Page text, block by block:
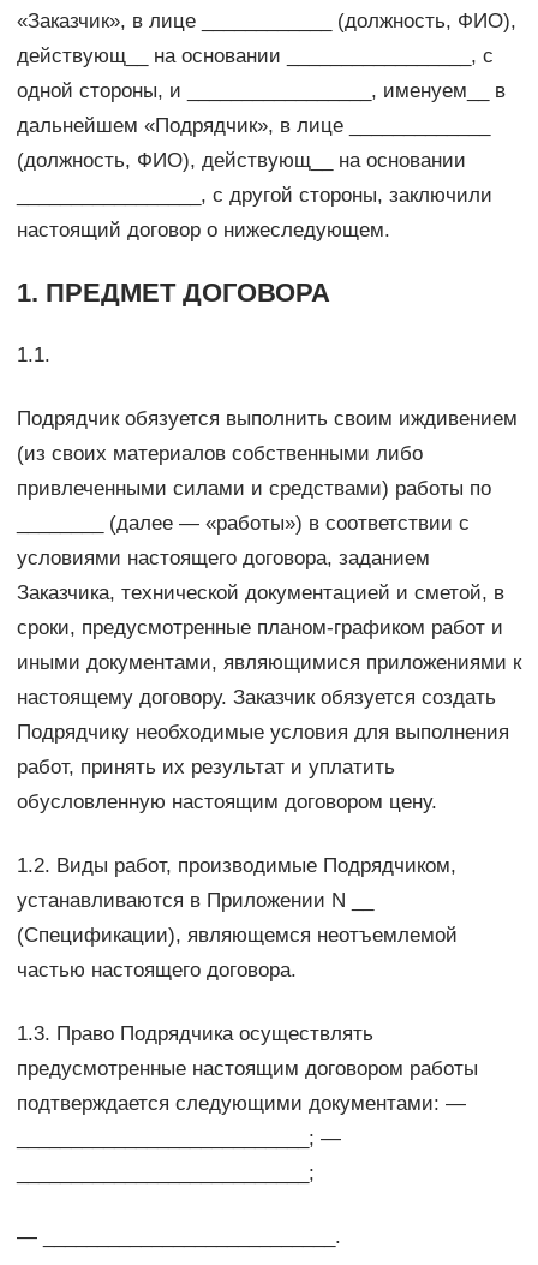
«Заказчик», в лице ____________ (должность, ФИО),
действующ__ на основании _________________, с
одной стороны, и _________________, именуем__ в
дальнейшем «Подрядчик», в лице _____________
(должность, ФИО), действующ__ на основании
_________________, с другой стороны, заключили
настоящий договор о нижеследующем.
1. ПРЕДМЕТ ДОГОВОРА
1.1.
Подрядчик обязуется выполнить своим иждивением
(из своих материалов собственными либо
привлеченными силами и средствами) работы по
________ (далее — «работы») в соответствии с
условиями настоящего договора, заданием
Заказчика, технической документацией и сметой, в
сроки, предусмотренные планом-графиком работ и
иными документами, являющимися приложениями к
настоящему договору. Заказчик обязуется создать
Подрядчику необходимые условия для выполнения
работ, принять их результат и уплатить
обусловленную настоящим договором цену.
1.2. Виды работ, производимые Подрядчиком,
устанавливаются в Приложении N __
(Спецификации), являющемся неотъемлемой
частью настоящего договора.
1.3. Право Подрядчика осуществлять
предусмотренные настоящим договором работы
подтверждается следующими документами: —
___________________________; —
___________________________;
— ___________________________.